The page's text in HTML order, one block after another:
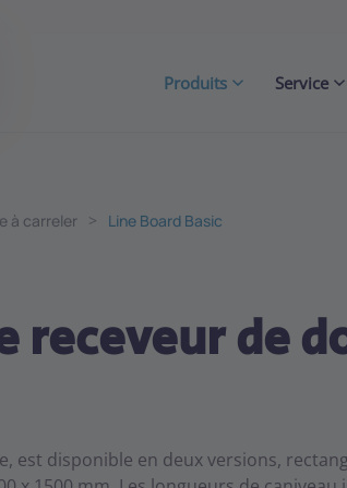
Produits Service
à carreler Line Board Basic
receveur de
est disponible en deux versions,